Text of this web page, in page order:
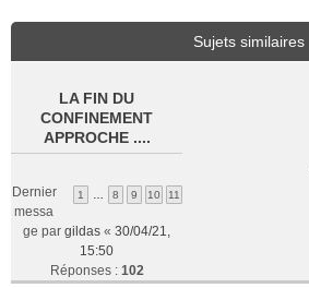
Sujets similaires
LA FIN DU
CONFINEMENT
APPROCHE ....
1 8 9 10 11
Dernier
messa
ge par gildas « 30/04/21,
15:50
Réponses : 102